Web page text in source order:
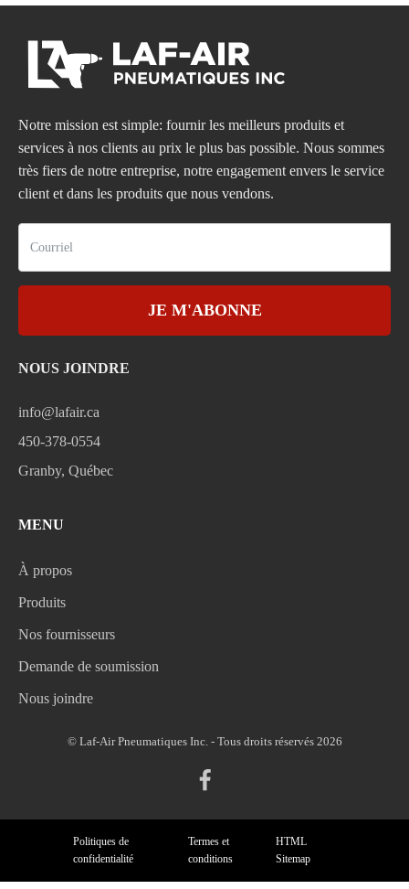
Notre mission est simple: fournir les meilleurs produits et
services à nos clients au prix le plus bas possible. Nous sommes
très fiers de notre entreprise, notre engagement envers le service
client et dans les produits que nous vendons.
JE M'ABONNE
NOUS JOINDRE
info@lafair.ca
450-378-0554
Granby, Québec
MENU
À propos
Produits
Nos fournisseurs
Demande de soumission
Nous joindre
© Laf-Air Pneumatiques Inc. - Tous droits réservés 2026
Politiques de
confidentialité
Termes et
conditions
HTML
Sitemap